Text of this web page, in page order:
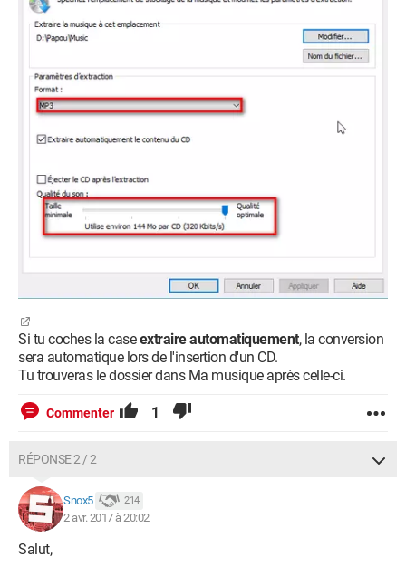
Si tu coches la caseextraire automatiquement, la conversion
sera automatique lors de l'insertion d'un CD.
Tu trouveras le dossier dans Ma musique après celle-ci.
Commenter 1
RÉPONSE 2 / 2
Snox5 214
2 avr. 2017 à 20:02
Salut,